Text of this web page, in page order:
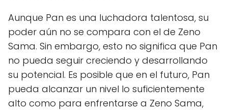
Aunque Pan es una luchadora talentosa, su
poder aún no se compara con el de Zeno
Sama. Sin embargo, esto no significa que Pan
no pueda seguir creciendo y desarrollando
su potencial. Es posible que en el futuro, Pan
pueda alcanzar un nivel lo suficientemente
alto como para enfrentarse a Zeno Sama,